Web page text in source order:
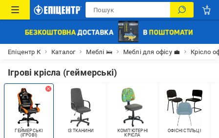
Епіцентр К Каталог Меблі 🛌 Меблі для офісу 💼 Крісло
Ігрові крісла (геймерські)
ГЕЙМЕРСЬКІ
(ІГРОВІ)
ІЗ ТКАНИНИ
КОМП'ЮТЕРНІ
КРІСЛА
ОФІСНІ СТІЛЬЦІ